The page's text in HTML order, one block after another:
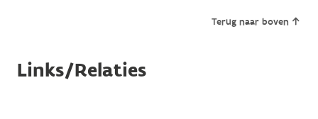
Terug naar boven
Links/Relaties